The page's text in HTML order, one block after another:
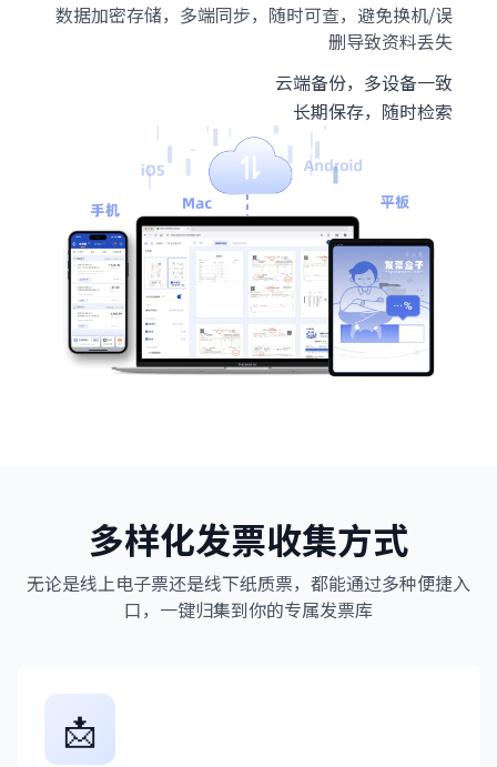
数据加密存储，多端同步，随时可查，避免换机/误
删导致资料丢失
云端备份，多设备一致
长期保存，随时检索
多样化发票收集方式
无论是线上电子票还是线下纸质票，都能通过多种便捷入
口，一键归集到你的专属发票库
📩